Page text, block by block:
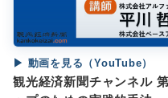
▶ 動画を見る（YouTube）
観光経済新聞チャンネル